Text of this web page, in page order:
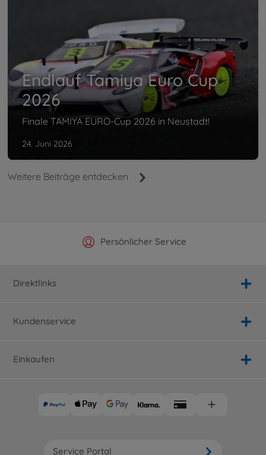
Endlauf Tamiya Euro Cup
2026
Finale TAMIYA EURO-Cup 2026 in Neustadt!
24. Juni 2026
Weitere Beiträge entdecken
Offizieller Hersteller Shop
Persönlicher Service
Versandkostenfrei ab 25€
Schnelle Lieferung
Direktlinks
Kundenservice
Einkaufen
Service Portal